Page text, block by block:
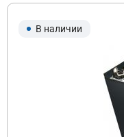
В наличии